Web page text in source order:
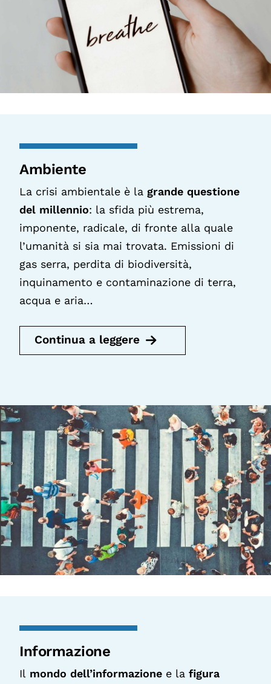
Ambiente
La crisi ambientale è la grande questione
del millennio: la sfida più estrema,
imponente, radicale, di fronte alla quale
l’umanità si sia mai trovata. Emissioni di
gas serra, perdita di biodiversità,
inquinamento e contaminazione di terra,
acqua e aria…
Continua a leggere
Informazione
Il mondo dell’informazione e la figura